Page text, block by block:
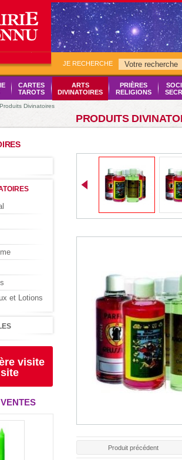
JE RECHERCHE
CARTES
TAROTS
ARTS
DIVINATOIRES
PRIÈRES
RELIGIONS
Divinatoires
PRODUITS
et Lotions
visite
Produit précédent